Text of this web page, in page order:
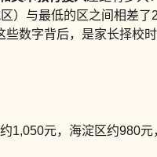
）与最低的区之间相差了
数字背后，是家长择校
1,050元，海淀区约980